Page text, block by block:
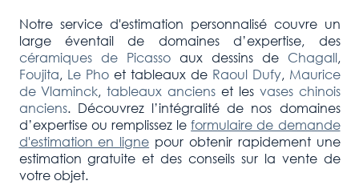
Notre service d'estimation personnalisé couvre un
large éventail de domaines d’expertise, des
céramiques de Picassoaux dessins de Chagall,
Foujita, Le Phoet tableaux de Raoul Dufy, Maurice
de Vlaminck,tableaux anciens et les vases chinois
anciens. Découvrez l’intégralité de nos domaines
d’expertise ou remplissez leformulaire de demande
d'estimation en ligne pour obtenir rapidement une
estimation gratuite et des conseils sur la vente de
votre objet.